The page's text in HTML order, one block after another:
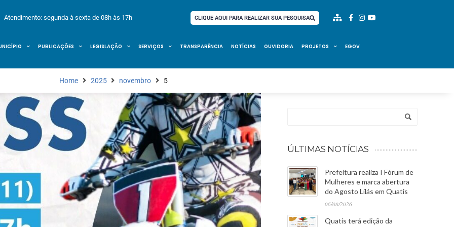
Atendimento: segunda à sexta de 08h às 17h CLIQUE AQUI PARA REALIZAR SUA PESQUISA
PUBLICAÇÕES LEGISLAÇÃO SERVIÇOS TRANSPARÊNCIA NOTÍCIAS OUVIDORIA PROJETOS EGOV
Home 2025 novembro 5
ÚLTIMAS NOTÍCIAS
Prefeitura realiza I Fórum de
Mulheres e marca abertura
do Agosto Lilás em Quatis
06/08/2026
Quatis terá edição da